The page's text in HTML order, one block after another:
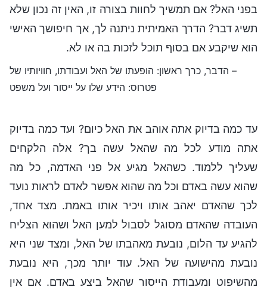
בפני האל? אם תמשיך לחוות בצורה זו, האין זה נכון שלא
תשיג דבר? הדרך האמיתית ניתנה לך, אך חיפושך האישי
הוא שיקבע אם בסוף תוכל לזכות בה או לא.
– הדבר, כרך ראשון: הופעתו של האל ועבודתו, חוויותיו של
פטרוס: הידע שלו על ייסור ועל משפט
עד כמה בדיוק אתה אוהב את האל כיום? ועד כמה בדיוק
אתה מודע לכל מה שהאל עשה בך? אלה הלקחים
שעליך ללמוד. כשהאל מגיע אל פני האדמה, כל מה
שהוא עשה באדם וכל מה שהוא אפשר לאדם לראות נועד
לכך שהאדם יאהב אותו ויכיר אותו באמת. מצד אחד,
העובדה שהאדם מסוגל לסבול למען האל ושהוא הצליח
להגיע עד הלום, נובעת מאהבתו של האל, ומצד שני היא
נובעת מהישועה של האל. עוד יותר מכך, היא נובעת
מהשיפוט ומעבודת הייסור שהאל ביצע באדם. אם אין